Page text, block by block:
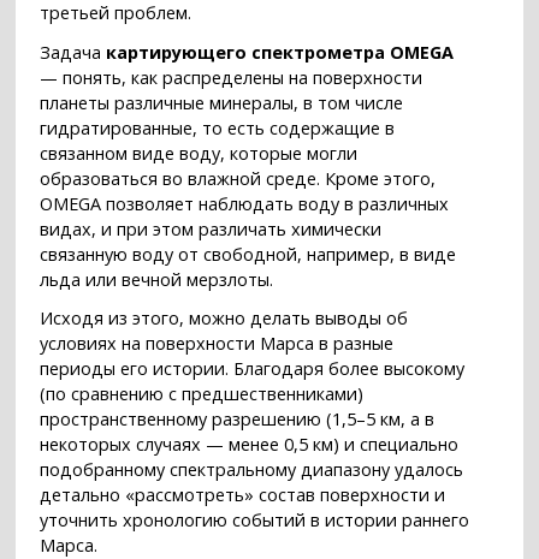
третьей проблем.
Задача картирующего спектрометра OMEGA
— понять, как распределены на поверхности
планеты различные минералы, в том числе
гидратированные, то есть содержащие в
связанном виде воду, которые могли
образоваться во влажной среде. Кроме этого,
OMEGA позволяет наблюдать воду в различных
видах, и при этом различать химически
связанную воду от свободной, например, в виде
льда или вечной мерзлоты.
Исходя из этого, можно делать выводы об
условиях на поверхности Марса в разные
периоды его истории. Благодаря более высокому
(по сравнению с предшественниками)
пространственному разрешению (1,5–5 км, а в
некоторых случаях — менее 0,5 км) и специально
подобранному спектральному диапазону удалось
детально «рассмотреть» состав поверхности и
уточнить хронологию событий в истории раннего
Марса.